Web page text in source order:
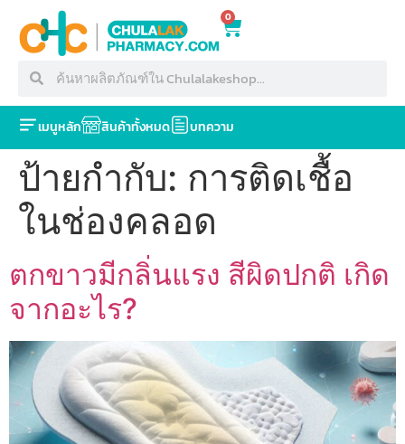
0
เมนูหลัก สินค้าทั้งหมด บทความ
ป้ายกำกับ: การติดเชื้อ
ในช่องคลอด
ตกขาวมีกลิ่นแรง สีผิดปกติ เกิด
จากอะไร?